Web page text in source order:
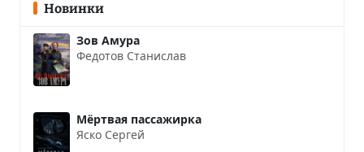
Новинки
Зов Амура
Федотов Станислав
Мёртвая пассажирка
Яско Сергей